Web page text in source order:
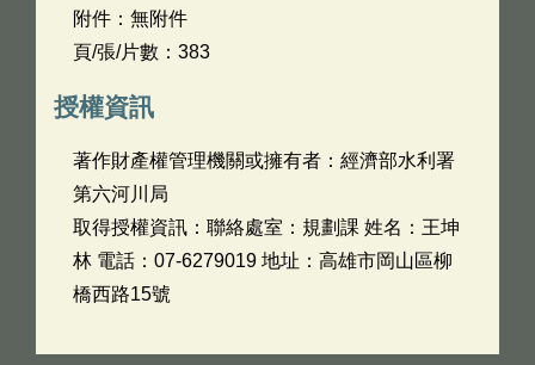
附件：無附件
頁/張/片數：383
授權資訊
著作財產權管理機關或擁有者：經濟部水利署
第六河川局
取得授權資訊：聯絡處室：規劃課 姓名：王坤
林 電話：07-6279019 地址：高雄市岡山區柳
橋西路15號